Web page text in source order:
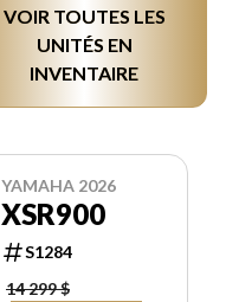
VOIR TOUTES LES
UNITÉS EN
INVENTAIRE
YAMAHA 2026
XSR900
S1284
14 299 $